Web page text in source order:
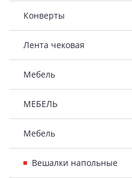
Конверты
Лента чековая
Мебель
МЕБЕЛЬ
Мебель
Вешалки напольные